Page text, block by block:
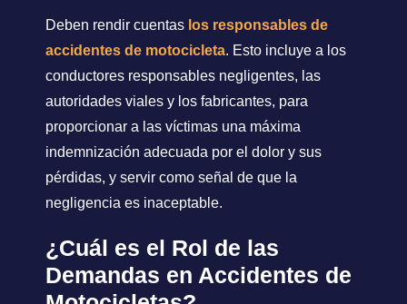
Deben rendir cuentas los responsables de
accidentes de motocicleta. Esto incluye a los
conductores responsables negligentes, las
autoridades viales y los fabricantes, para
proporcionar a las víctimas una máxima
indemnización adecuada por el dolor y sus
pérdidas, y servir como señal de que la
negligencia es inaceptable.
¿Cuál es el Rol de las
Demandas en Accidentes de